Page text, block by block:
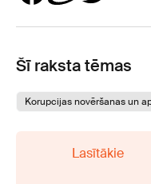
Šī raksta tēmas
Korupcijas novēršanas un
Lasītākie